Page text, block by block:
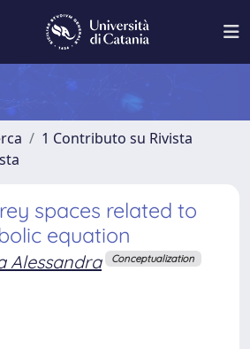
1 Contributo su Rivista
spaces related to
equation
Alessandra Conceptualization